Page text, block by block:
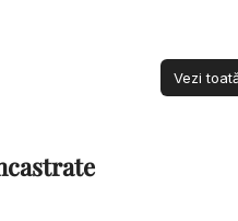
Vezi